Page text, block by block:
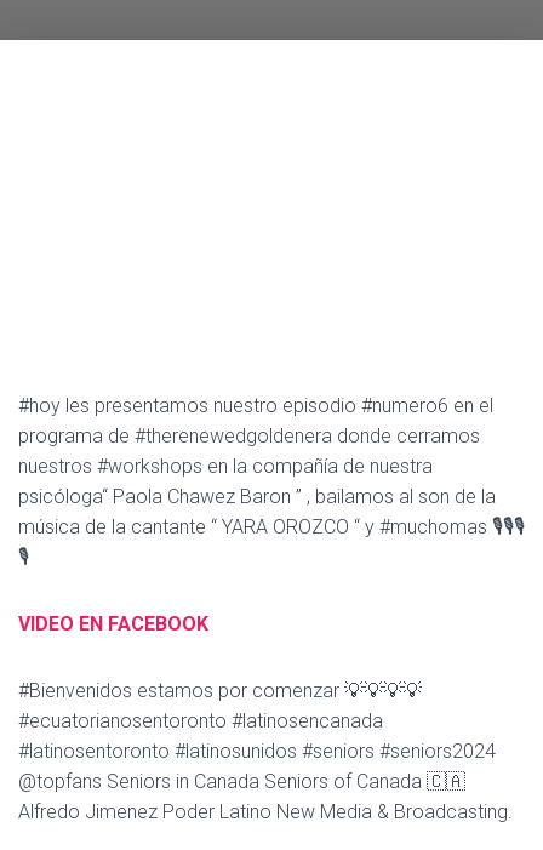
A
#hoy les presentamos nuestro episodio #numero6 en el
programa de #therenewedgoldenera donde cerramos
nuestros #workshops en la compañía de nuestra
psicóloga“ Paola Chawez Baron ” , bailamos al son de la
música de la cantante “ YARA OROZCO “ y #muchomas 🎙🎙🎙
🎙
VIDEO EN FACEBOOK
#Bienvenidos estamos por comenzar 💡💡💡💡
#ecuatorianosentoronto #latinosencanada
#latinosentoronto #latinosunidos #seniors #seniors2024
@topfans Seniors in Canada Seniors of Canada 🇨🇦
Alfredo Jimenez Poder Latino New Media & Broadcasting.